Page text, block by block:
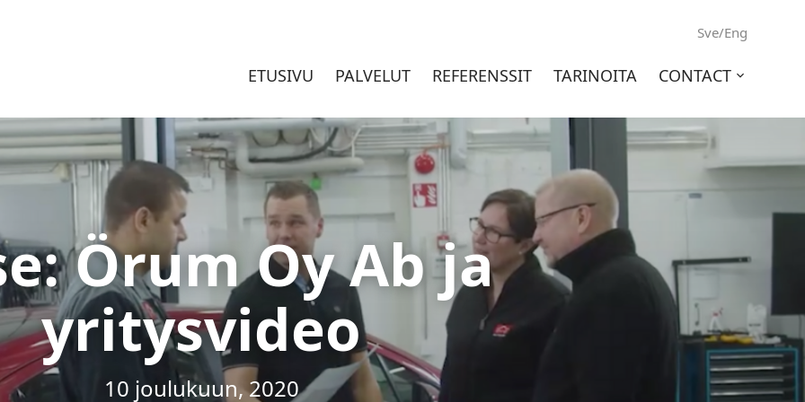
Sve/Eng
ETUSIVU PALVELUT REFERENSSIT TARINOITA CONTACT
sub-
Örum Oy Ab ja
yritysvideo
10 joulukuun, 2020